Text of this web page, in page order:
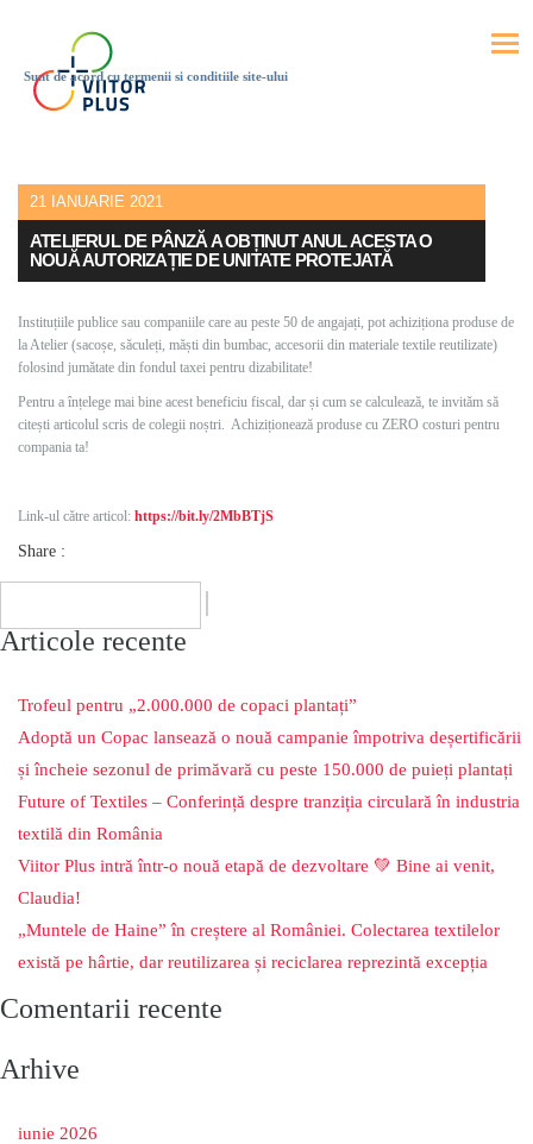
21 IANUARIE 2021
ATELIERUL DE PÂNZĂ A OBȚINUT ANUL ACESTA O
NOUĂ AUTORIZAȚIE DE UNITATE PROTEJATĂ
Instituțiile publice sau companiile care au peste 50 de angajați, pot achiziționa produse de
la Atelier (sacoșe, săculeți, măști din bumbac, accesorii din materiale textile reutilizate)
folosind jumătate din fondul taxei pentru dizabilitate!
Pentru a înțelege mai bine acest beneficiu fiscal, dar și cum se calculează, te invităm să
citești articolul scris de colegii noștri. Achiziționează produse cu ZERO costuri pentru
compania ta!
Link-ul către articol: https://bit.ly/2MbBTjS
Share :
Articole recente
Trofeul pentru „2.000.000 de copaci plantați”
Adoptă un Copac lansează o nouă campanie împotriva deșertificării
și încheie sezonul de primăvară cu peste 150.000 de puieți plantați
Future of Textiles – Conferință despre tranziția circulară în industria
textilă din România
Viitor Plus intră într-o nouă etapă de dezvoltare 💚 Bine ai venit,
Claudia!
„Muntele de Haine” în creștere al României. Colectarea textilelor
există pe hârtie, dar reutilizarea și reciclarea reprezintă excepția
Comentarii recente
Arhive
iunie 2026
Sunt de acord cu termenii si conditiile site-ului